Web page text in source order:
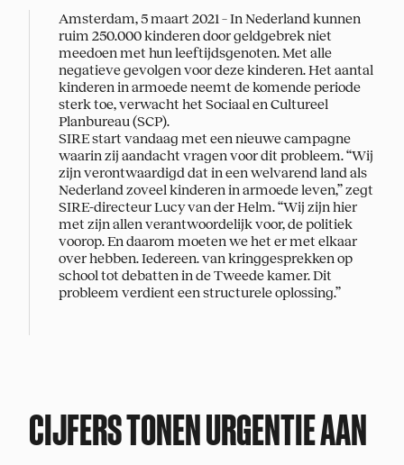
Amsterdam, 5 maart 2021 – In Nederland kunnen
ruim 250.000 kinderen door geldgebrek niet
meedoen met hun leeftijdsgenoten. Met alle
negatieve gevolgen voor deze kinderen. Het aantal
kinderen in armoede neemt de komende periode
sterk toe, verwacht het Sociaal en Cultureel
Planbureau (SCP).
SIRE start vandaag met een nieuwe campagne
waarin zij aandacht vragen voor dit probleem. “Wij
zijn verontwaardigd dat in een welvarend land als
Nederland zoveel kinderen in armoede leven,” zegt
SIRE-directeur Lucy van der Helm. “Wij zijn hier
met zijn allen verantwoordelijk voor, de politiek
voorop. En daarom moeten we het er met elkaar
over hebben. Iedereen. van kringgesprekken op
school tot debatten in de Tweede kamer. Dit
probleem verdient een structurele oplossing.”
CIJFERS TONEN URGENTIE AAN